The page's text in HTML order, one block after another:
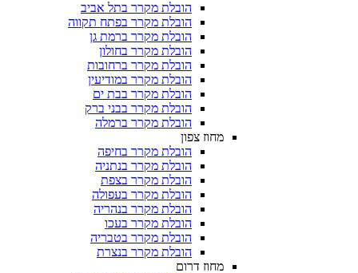
הובלת מקרר בתל אביב
הובלת מקרר בפתח תקווה
הובלת מקרר ברמת גן
הובלת מקרר בחולון
הובלת מקרר ברחובות
הובלת מקרר במודיעין
הובלת מקרר בבת ים
הובלת מקרר בבני ברק
הובלת מקרר ברמלה
הובלת מקרר בחיפה
הובלת מקרר בנתניה
הובלת מקרר בצפת
הובלת מקרר בעפולה
הובלת מקרר בנהריה
הובלת מקרר בעכו
הובלת מקרר בטבריה
הובלת מקרר בנצרת